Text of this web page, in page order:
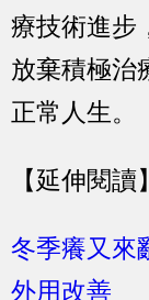
療技術進步
放棄積極治
正常人生。
【延伸閱讀】
冬季癢又
外用改善